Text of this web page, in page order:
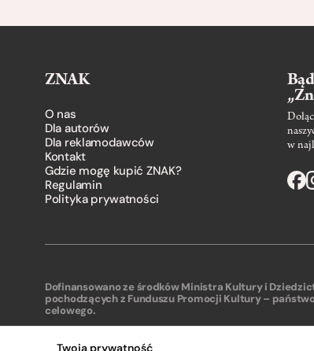
ZNAK
O nas
Dla autorów
Dla reklamodawców
Kontakt
Gdzie mogę kupić ZNAK?
Regulamin
Polityka prywatności
w
Dofinansowano ze środków Ministra Kultury i
pochodzących z Funduszu Promocji Kultury –
celowego.
Twoja prywatność